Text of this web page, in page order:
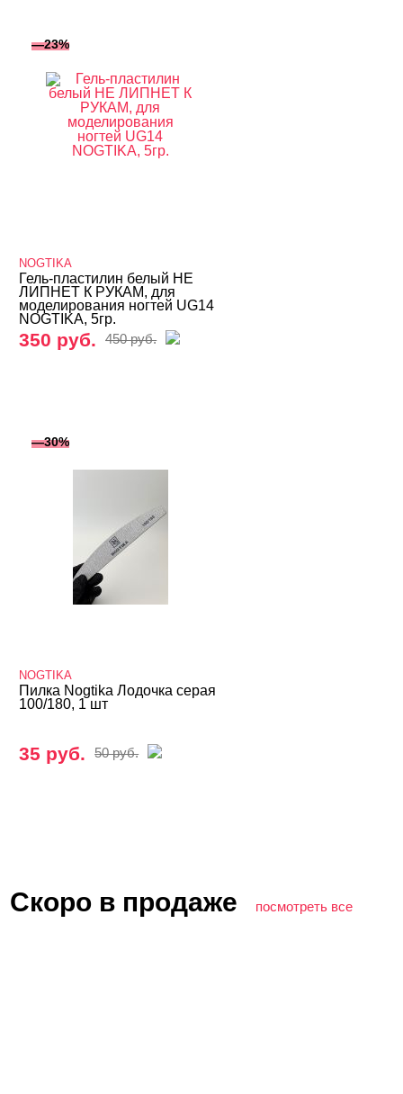
—23%
NOGTIKA
Гель-пластилин белый НЕ
ЛИПНЕТ К РУКАМ, для
моделирования ногтей UG14
NOGTIKA, 5гр.
350 руб. 450 руб.
—30%
NOGTIKA
Пилка Nogtika Лодочка серая
100/180, 1 шт
35 руб. 50 руб.
Скоро в продаже посмотреть все